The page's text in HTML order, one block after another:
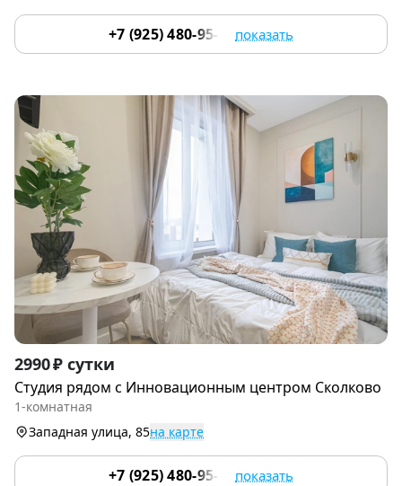
+7 (925) 480-95-17 показать
Item
1
of
2990 ₽ сутки
Студия рядом с Инновациoнным цeнтpoм Cколково
1-комнатная
Западная улица, 85на карте
+7 (925) 480-95-17 показать